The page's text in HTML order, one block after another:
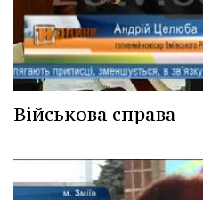
Військова справа